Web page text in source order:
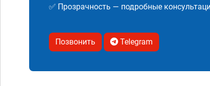
✅ Прозрачность — подробные
Позвонить Telegram